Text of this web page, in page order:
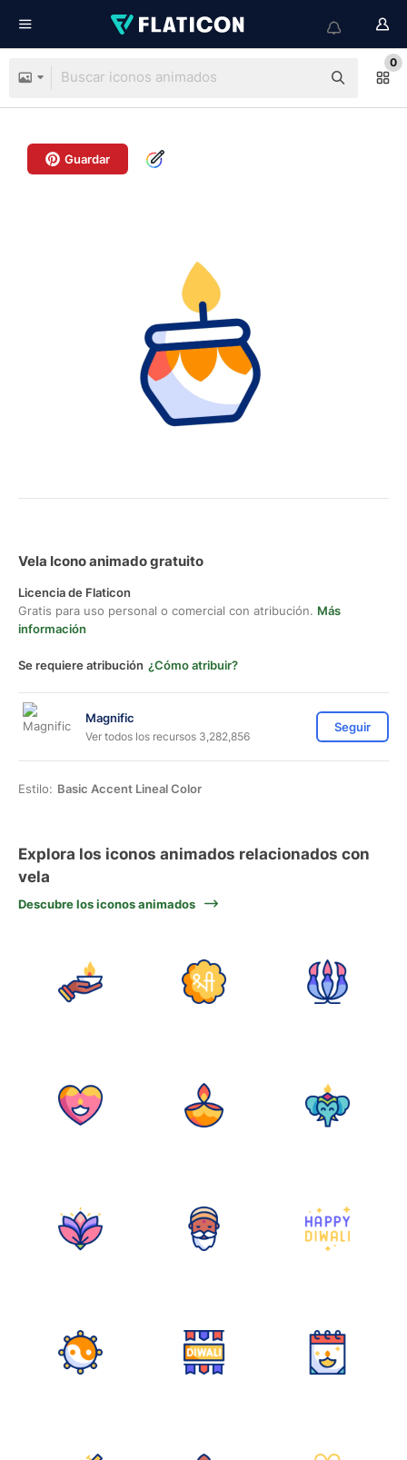
0
Guardar
Vela Icono animado gratuito
Licencia de Flaticon
Gratis para uso personal o comercial con atribución. Más
información
Se requiere atribución ¿Cómo atribuir?
Magnific
Ver todos los recursos 3,282,856
Seguir
Estilo: Basic Accent Lineal Color
Explora los iconos animados relacionados con
vela
Descubre los iconos animados